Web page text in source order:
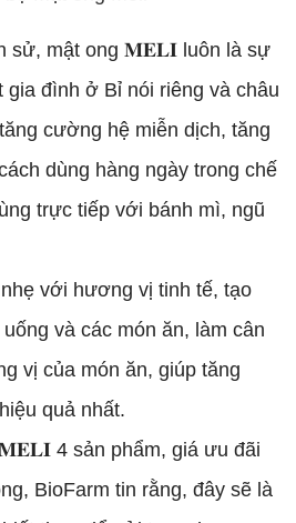
sử, mật ong 𝐌𝐄𝐋𝐈 luôn là sự
gia đình ở Bỉ nói riêng và châu
cường hệ miễn dịch, tăng
dùng hàng ngày trong chế
trực tiếp với bánh mì, ngũ
với hương vị tinh tế, tạo
và các món ăn, làm cân
vị của món ăn, giúp tăng
quả nhất.
4 sản phẩm, giá ưu đãi
BioFarm tin rằng, đây sẽ là